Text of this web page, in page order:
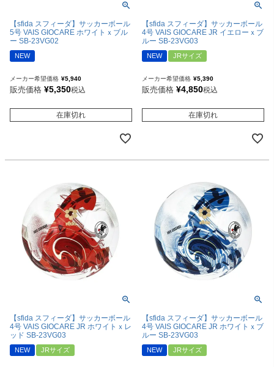
【sfida スフィーダ】サッカーボール
5号 VAIS GIOCARE ホワイトｘブル
ー SB-23VG02
NEW
メーカー希望価格 ¥5,940
販売価格 ¥5,350税込
在庫切れ
【sfida スフィーダ】サッカーボール
4号 VAIS GIOCARE JR イエローｘブ
ルー SB-23VG03
NEW JRサイズ
メーカー希望価格 ¥5,390
販売価格 ¥4,850税込
在庫切れ
【sfida スフィーダ】サッカーボール
4号 VAIS GIOCARE JR ホワイトｘレ
ッド SB-23VG03
NEW JRサイズ
【sfida スフィーダ】サッカーボール
4号 VAIS GIOCARE JR ホワイトｘブ
ルー SB-23VG03
NEW JRサイズ